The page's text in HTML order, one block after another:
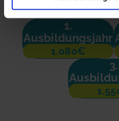
1.
Ausbildungsjahr
1.080€
3.